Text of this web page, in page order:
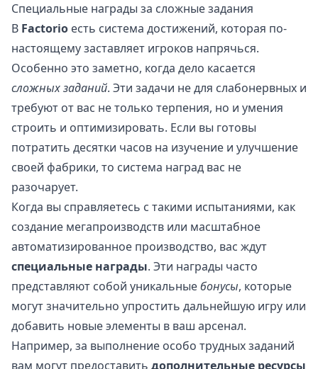
Специальные награды за сложные задания
В Factorio есть система достижений, которая по-
настоящему заставляет игроков напрячься.
Особенно это заметно, когда дело касается
сложных заданий. Эти задачи не для слабонервных и
требуют от вас не только терпения, но и умения
строить и оптимизировать. Если вы готовы
потратить десятки часов на изучение и улучшение
своей фабрики, то система наград вас не
разочарует.
Когда вы справляетесь с такими испытаниями, как
создание мегапроизводств или масштабное
автоматизированное производство, вас ждут
специальные награды. Эти награды часто
представляют собой уникальныебонусы, которые
могут значительно упростить дальнейшую игру или
добавить новые элементы в ваш арсенал.
Например, за выполнение особо трудных заданий
вам могут предоставить дополнительные ресурсы